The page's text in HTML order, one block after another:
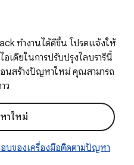
ทำงานได้ดีขึ้น โปรดแจ้งให้
เดียในการปรับปรุงไลบรารีนี้
นสร้างปัญหาใหม่ คุณสามารถ
ว
าใหม่
อบของเครื่องมือติดตามปัญหา